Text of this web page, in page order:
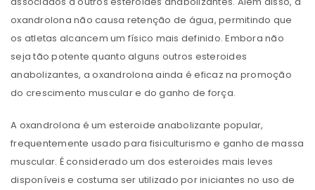
oxandrolona não causa retenção de água, permitindo que
os atletas alcancem um físico mais definido. Embora não
seja tão potente quanto alguns outros esteroides
anabolizantes, a oxandrolona ainda é eficaz na promoção
do crescimento muscular e do ganho de força.
A oxandrolona é um esteroide anabolizante popular,
frequentemente usado para fisiculturismo e ganho de massa
muscular. É considerado um dos esteroides mais leves
disponíveis e costuma ser utilizado por iniciantes no uso de